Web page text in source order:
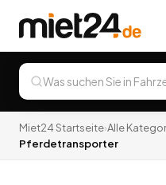
Miet24 Startseite›Alle
Pferdetransporter